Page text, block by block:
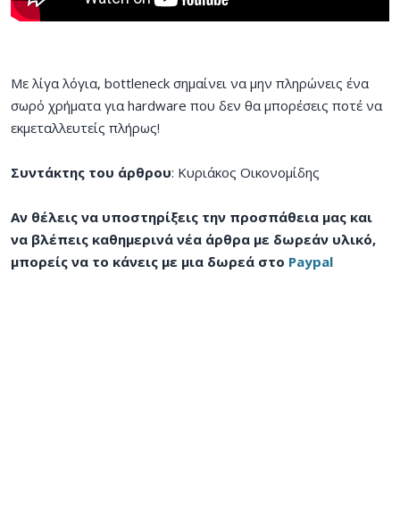
Με λίγα λόγια, bottleneck σημαίνει να μην πληρώνεις ένα
σωρό χρήματα για hardware που δεν θα μπορέσεις ποτέ να
εκμεταλλευτείς πλήρως!
Συντάκτης του άρθρου: Κυριάκος Οικονομίδης
Αν θέλεις να υποστηρίξεις την προσπάθεια μας και
να βλέπεις καθημερινά νέα άρθρα με δωρεάν υλικό,
μπορείς να το κάνεις με μια δωρεά στο Paypal